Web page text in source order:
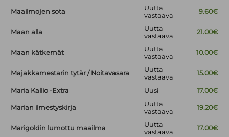
Maailmojen sota
Uutta
vastaava
9.60€
Maan alla
Uutta
vastaava
21.00€
Maan kätkemät
Uutta
vastaava
10.00€
Majakkamestarin tytär / Noitavasara
Uutta
vastaava
15.00€
Maria Kallio -Extra Uusi 17.00€
Marian ilmestyskirja
Uutta
vastaava
19.20€
Marigoldin lumottu maailma
Uutta
vastaava
17.00€